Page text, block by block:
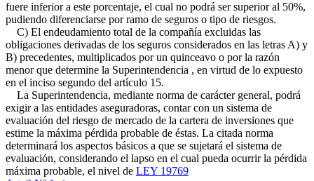
fuere inferior a este porcentaje, el cual no podrá ser superior al 50%,
pudiendo diferenciarse por ramo de seguros o tipo de riesgos.
C) El endeudamiento total de la compañía excluidas las
obligaciones derivadas de los seguros considerados en las letras A) y
B) precedentes, multiplicados por un quinceavo o por la razón
menor que determine la Superintendencia , en virtud de lo expuesto
en el inciso segundo del artículo 15.
La Superintendencia, mediante norma de carácter general, podrá
exigir a las entidades aseguradoras, contar con un sistema de
evaluación del riesgo de mercado de la cartera de inversiones que
estime la máxima pérdida probable de éstas. La citada norma
determinará los aspectos básicos a que se sujetará el sistema de
evaluación, considerando el lapso en el cual pueda ocurrir la pérdida
máxima probable, el nivel de LEY 19769